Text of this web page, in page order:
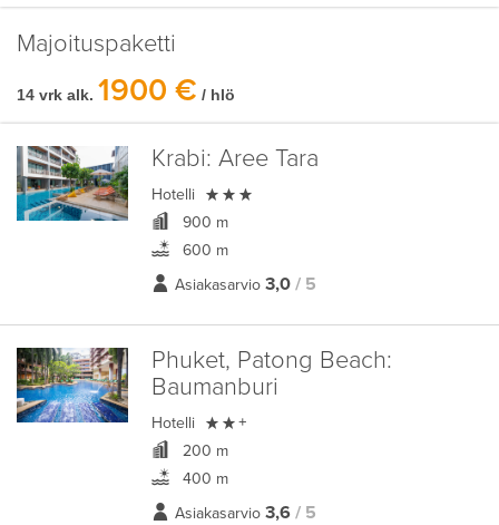
Majoituspaketti
14 vrk alk. 1900 € / hlö
Krabi: Aree Tara
Hotelli 
900 m
600 m
Asiakasarvio 3,0 / 5
Phuket, Patong Beach:
Baumanburi
Hotelli  +
200 m
400 m
Asiakasarvio 3,6 / 5